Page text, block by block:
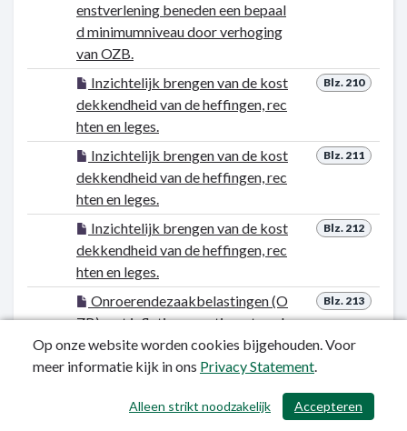
enstverlening beneden een bepaal
d minimumniveau door verhoging
van OZB.
Blz. 210
Inzichtelijk brengen van de kost
dekkendheid van de heffingen, rec
hten en leges.
Blz. 211
Inzichtelijk brengen van de kost
dekkendheid van de heffingen, rec
hten en leges.
Blz. 212
Inzichtelijk brengen van de kost
dekkendheid van de heffingen, rec
hten en leges.
Blz. 213
Onroerendezaakbelastingen (O
ZB) met inflatiecorrectie en trend
matig verhogen.
Periodiek huidige indicatoren b
de commissie P&C.
Op onze website worden cookies bijgehouden. Voor
meer informatie kijk in ons Privacy Statement.
Accepteren
Alleen strikt noodzakelijk